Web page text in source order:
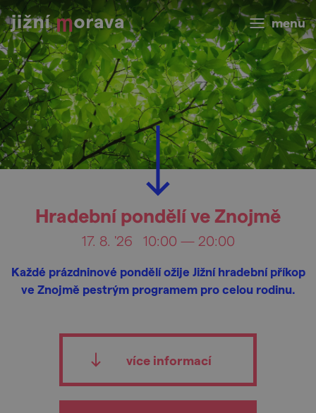
menu
Hradební pondělí ve Znojmě
17. 8. '26 10:00 — 20:00
Každé prázdninové pondělí ožije Jižní hradební příkop
ve Znojmě pestrým programem pro celou rodinu.
více informací